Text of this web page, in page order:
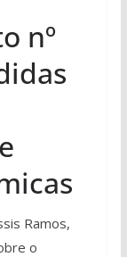
nº
Ramos,
o